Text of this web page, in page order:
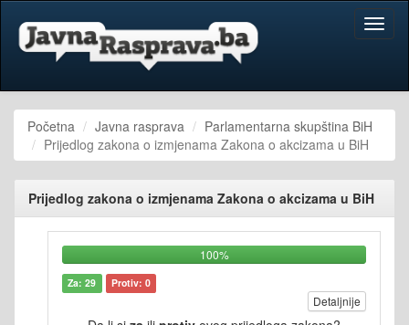
Početna Javna rasprava
Parlamentarna skupština BiH
Prijedlog zakona o izmjenama Zakona o akcizama u BiH
Prijedlog zakona o izmjenama Zakona o akcizama u BiH
100%
Za: 29 Protiv: 0
Detaljnije